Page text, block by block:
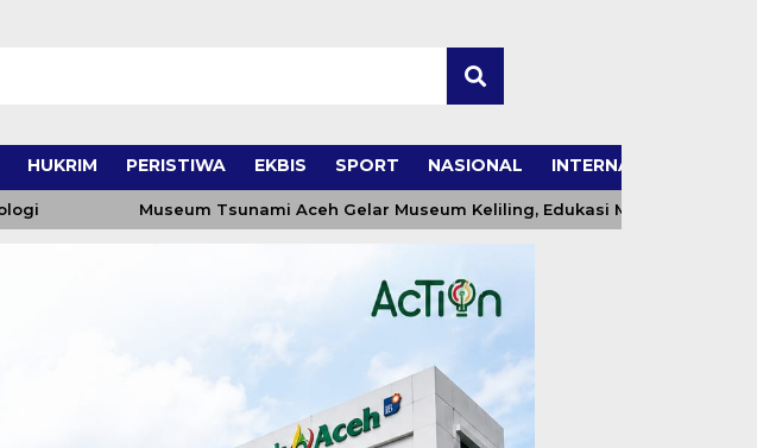
HUKRIM PERISTIWA EKBIS SPORT NASIONAL INTERNASIONAL
Museum Tsunami Aceh Gelar Museum Keliling, Edukasi Mitigasi Bencana